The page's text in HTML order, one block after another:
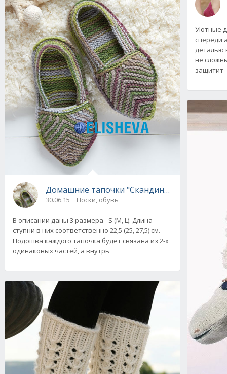
Домашние тапочки "Скандинавки" вязаные
30.06.15 Носки, обувь
В описании даны 3 размера - S (M, L). Длина
ступни в них соответственно 22,5 (25, 27,5) см.
Подошва каждого тапочка будет связана из 2-х
одинаковых частей, а внутрь
Уютные
спереди
деталью
не
защитит